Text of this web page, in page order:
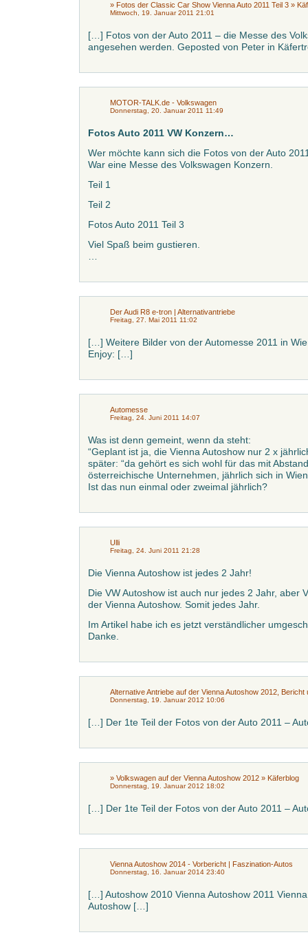
» Fotos der Classic Car Show Vienna Auto 2011 Teil 3 »
Mittwoch, 19. Januar 2011 21:01
[…] Fotos von der Auto 2011 – die Messe des
angesehen werden. Geposted von Peter in
MOTOR-TALK.de - Volkswagen
Donnerstag, 20. Januar 2011 11:49
Fotos Auto 2011 VW Konzern…
Wer möchte kann sich die Fotos von der Auto
War eine Messe des Volkswagen Konzern.
Teil 1
Teil 2
Fotos Auto 2011 Teil 3
Viel Spaß beim gustieren.
Der Audi R8 e-tron | Alternativantriebe
Freitag, 27. Mai 2011 11:02
[…] Weitere Bilder von der Automesse 2011 in
Enjoy: […]
Automesse
Freitag, 24. Juni 2011 14:07
Was ist denn gemeint, wenn da steht:
“Geplant ist ja, die Vienna Autoshow nur 2 x
später: “da gehört es sich wohl für das mit
österreichische Unternehmen, jährlich sich in
Ist das nun einmal oder zweimal jährlich?
Ulli
Freitag, 24. Juni 2011 21:28
Die Vienna Autoshow ist jedes 2 Jahr!
Die VW Autoshow ist auch nur jedes 2 Jahr, aber
der Vienna Autoshow. Somit jedes Jahr.
Im Artikel habe ich es jetzt verständlicher
Danke.
Alternative Antriebe auf der Vienna Autoshow 2012,
Donnerstag, 19. Januar 2012 10:06
[…] Der 1te Teil der Fotos von der Auto 2011 –
» Volkswagen auf der Vienna Autoshow 2012 » Käferblog
Donnerstag, 19. Januar 2012 18:02
[…] Der 1te Teil der Fotos von der Auto 2011 –
Vienna Autoshow 2014 - Vorbericht | Faszination-Autos
Donnerstag, 16. Januar 2014 23:40
[…] Autoshow 2010 Vienna Autoshow 2011
Autoshow […]